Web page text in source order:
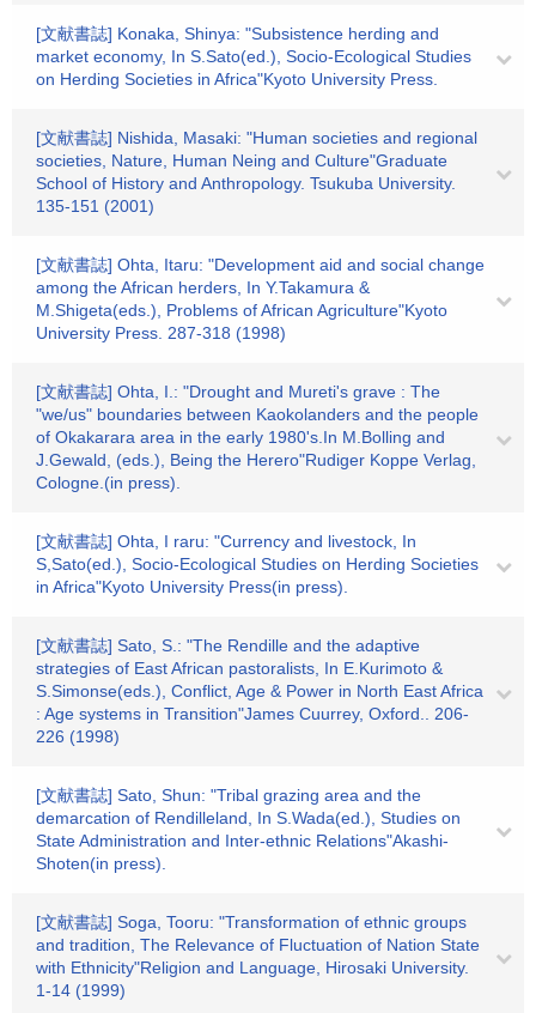
[文献書誌] Konaka, Shinya: "Subsistence herding and
market economy, In S.Sato(ed.), Socio-Ecological Studies
on Herding Societies in Africa"Kyoto University Press.
[文献書誌] Nishida, Masaki: "Human societies and regional
societies, Nature, Human Neing and Culture"Graduate
School of History and Anthropology. Tsukuba University.
135-151 (2001)
[文献書誌] Ohta, Itaru: "Development aid and social change
among the African herders, In Y.Takamura &
M.Shigeta(eds.), Problems of African Agriculture"Kyoto
University Press. 287-318 (1998)
[文献書誌] Ohta, I.: "Drought and Mureti's grave : The
"we/us" boundaries between Kaokolanders and the people
of Okakarara area in the early 1980's.In M.Bolling and
J.Gewald, (eds.), Being the Herero"Rudiger Koppe Verlag,
Cologne.(in press).
[文献書誌] Ohta, I raru: "Currency and livestock, In
S,Sato(ed.), Socio-Ecological Studies on Herding Societies
in Africa"Kyoto University Press(in press).
[文献書誌] Sato, S.: "The Rendille and the adaptive
strategies of East African pastoralists, In E.Kurimoto &
S.Simonse(eds.), Conflict, Age & Power in North East Africa
: Age systems in Transition"James Cuurrey, Oxford.. 206-
226 (1998)
[文献書誌] Sato, Shun: "Tribal grazing area and the
demarcation of Rendilleland, In S.Wada(ed.), Studies on
State Administration and Inter-ethnic Relations"Akashi-
Shoten(in press).
[文献書誌] Soga, Tooru: "Transformation of ethnic groups
and tradition, The Relevance of Fluctuation of Nation State
with Ethnicity"Religion and Language, Hirosaki University.
1-14 (1999)